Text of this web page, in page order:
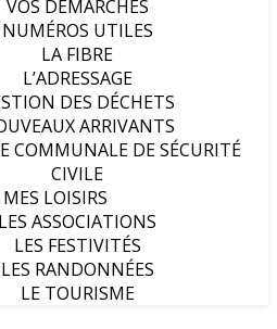
VOS DÉMARCHES
NUMÉROS UTILES
LA FIBRE
L’ADRESSAGE
DES DÉCHETS
ARRIVANTS
COMMUNALE DE SÉCURITÉ
CIVILE
MES LOISIRS
LES ASSOCIATIONS
LES FESTIVITÉS
LES RANDONNÉES
LE TOURISME